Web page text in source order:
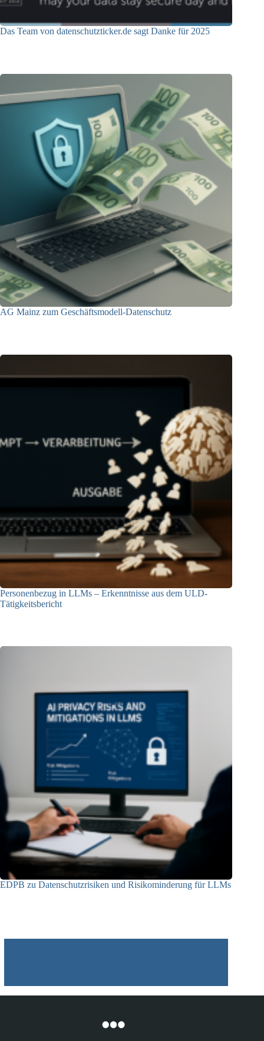
Das Team von datenschutzticker.de sagt Danke für 2025
AG Mainz zum Geschäftsmodell-Datenschutz
Personenbezug in LLMs – Erkenntnisse aus dem ULD-
Tätigkeitsbericht
EDPB zu Datenschutzrisiken und Risikominderung für LLMs